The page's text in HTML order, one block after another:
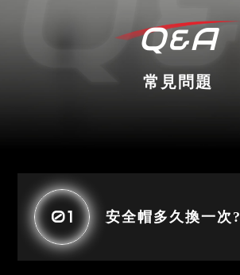
Q&A
常見問題
01 安全帽多久換一次?